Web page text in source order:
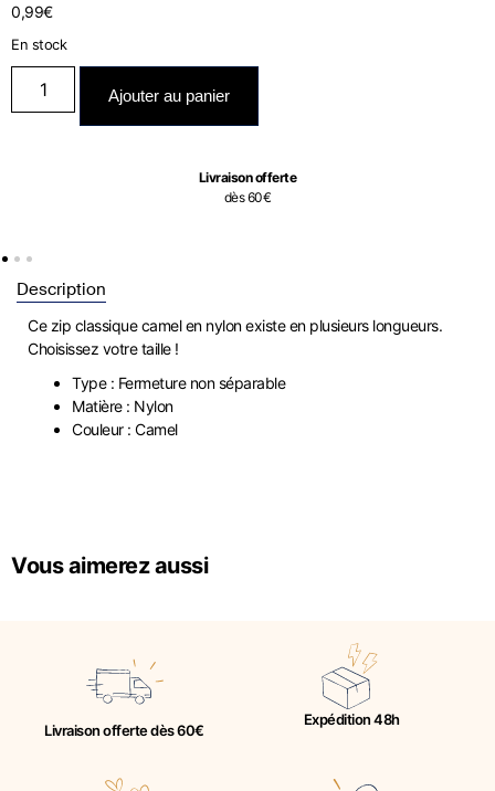
0,99€
En stock
Ajouter au panier
Livraison offerte
dès 60€
Description
Ce zip classique camel en nylon existe en plusieurs longueurs.
Choisissez votre taille !
Type : Fermeture non séparable
Matière : Nylon
Couleur : Camel
Vous aimerez aussi
Livraison offerte dès 60€
Expédition 48h